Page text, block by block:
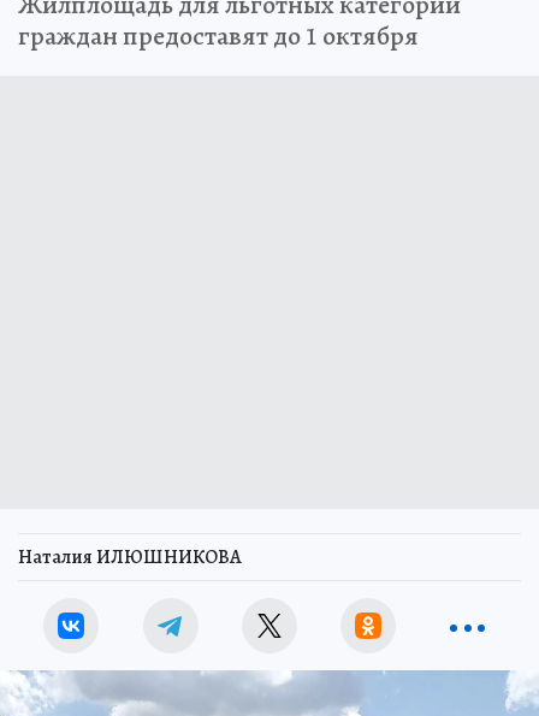
граждан предоставят до 1 октября
Наталия ИЛЮШНИКОВА